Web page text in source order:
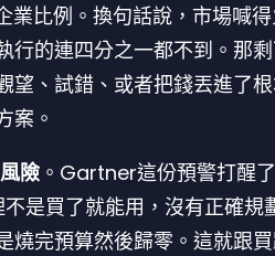
業比例。換句話說，市場喊
行的連四分之一都不到。那
望、試錯、或者把錢丟進了
案。
險 。Gartner這份預警打醒
是買了就能用，沒有正確規
燒完預算然後歸零。這就跟